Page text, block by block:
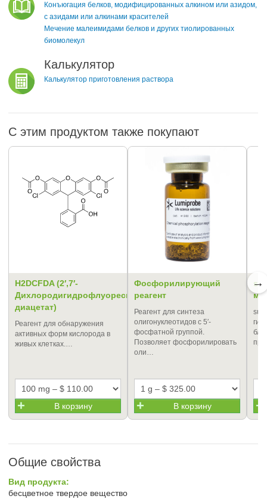
Конъюгация белков, модифицированных алкином или азидом,
с азидами или алкинами красителей
Мечение малеимидами белков и других тиолированных
биомолекул
Калькулятор
Калькулятор приготовления раствора
С этим продуктом также покупают
H2DCFDA (2′,7′-
Дихлородигидрофлуоресцеин
диацетат)
Реагент для обнаружения
активных форм кислорода в
живых клетках.…
В корзину
Фосфорилирующий
реагент
Реагент для синтеза
олигонуклеотидов c 5′-
фосфатной группой.
Позволяет фосфорилировать
оли…
В корзину
→
Общие свойства
Вид продукта:
бесцветное твердое вещество